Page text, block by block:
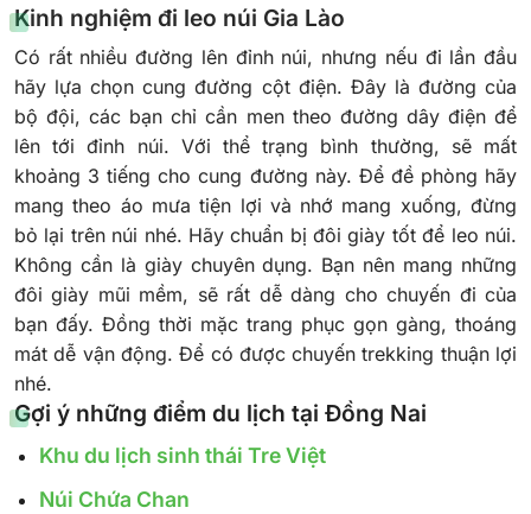
Kinh nghiệm đi leo núi Gia Lào
Có rất nhiều đường lên đỉnh núi, nhưng nếu đi lần đầu
hãy lựa chọn cung đường cột điện. Đây là đường của
bộ đội, các bạn chỉ cần men theo đường dây điện để
lên tới đỉnh núi. Với thể trạng bình thường, sẽ mất
khoảng 3 tiếng cho cung đường này. Để đề phòng hãy
mang theo áo mưa tiện lợi và nhớ mang xuống, đừng
bỏ lại trên núi nhé. Hãy chuẩn bị đôi giày tốt để leo núi.
Không cần là giày chuyên dụng. Bạn nên mang những
đôi giày mũi mềm, sẽ rất dễ dàng cho chuyến đi của
bạn đấy. Đồng thời mặc trang phục gọn gàng, thoáng
mát dễ vận động. Để có được chuyến trekking thuận lợi
nhé.
Gợi ý những điểm du lịch tại Đồng Nai
Khu du lịch sinh thái Tre Việt
Núi Chứa Chan